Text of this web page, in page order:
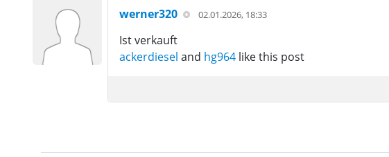
werner320 02.01.2026, 18:33
Ist verkauft
ackerdiesel and hg964like this post